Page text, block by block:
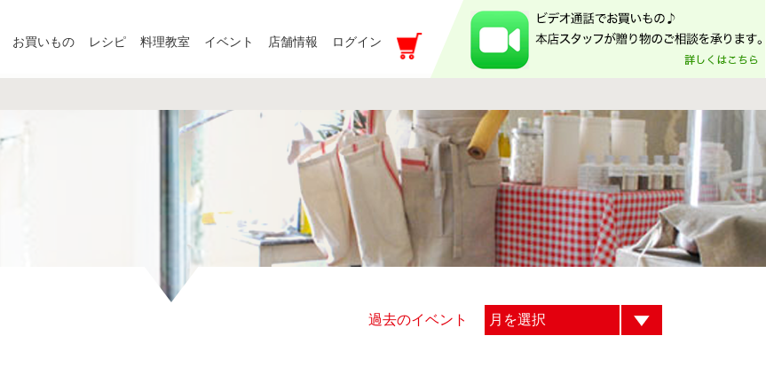
お買いもの
レシピ 料理教室 イベント 店舗情報 ログイン
過去のイベント